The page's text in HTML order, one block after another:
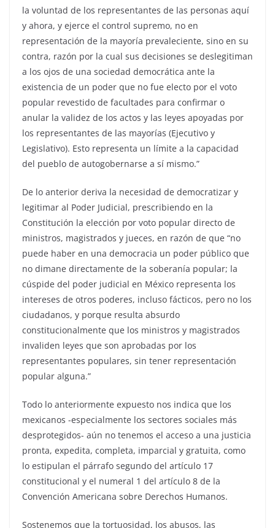
la voluntad de los representantes de las personas aquí
y ahora, y ejerce el control supremo, no en
representación de la mayoría prevaleciente, sino en su
contra, razón por la cual sus decisiones se deslegitiman
a los ojos de una sociedad democrática ante la
existencia de un poder que no fue electo por el voto
popular revestido de facultades para confirmar o
anular la validez de los actos y las leyes apoyadas por
los representantes de las mayorías (Ejecutivo y
Legislativo). Esto representa un límite a la capacidad
del pueblo de autogobernarse a sí mismo.”
De lo anterior deriva la necesidad de democratizar y
legitimar al Poder Judicial, prescribiendo en la
Constitución la elección por voto popular directo de
ministros, magistrados y jueces, en razón de que “no
puede haber en una democracia un poder público que
no dimane directamente de la soberanía popular; la
cúspide del poder judicial en México representa los
intereses de otros poderes, incluso fácticos, pero no los
ciudadanos, y porque resulta absurdo
constitucionalmente que los ministros y magistrados
invaliden leyes que son aprobadas por los
representantes populares, sin tener representación
popular alguna.”
Todo lo anteriormente expuesto nos indica que los
mexicanos -especialmente los sectores sociales más
desprotegidos- aún no tenemos el acceso a una justicia
pronta, expedita, completa, imparcial y gratuita, como
lo estipulan el párrafo segundo del artículo 17
constitucional y el numeral 1 del artículo 8 de la
Convención Americana sobre Derechos Humanos.
Sostenemos que la tortuosidad, los abusos, las